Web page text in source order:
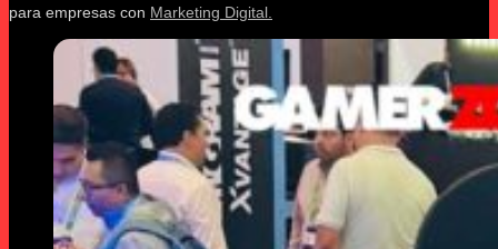
para empresas con Marketing Digital.